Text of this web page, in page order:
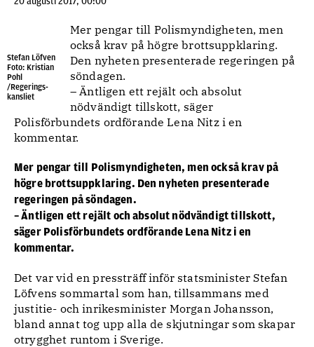
Stefan Löfven
Foto: Kristian
Pohl
/Regerings-
kansliet
Mer pengar till Polismyndigheten, men
också krav på högre brottsuppklaring.
Den nyheten presenterade regeringen på
söndagen.
– Äntligen ett rejält och absolut
nödvändigt tillskott, säger
Polisförbundets ordförande Lena Nitz i en
kommentar.
Mer pengar till Polismyndigheten, men också krav på
högre brottsuppklaring. Den nyheten presenterade
regeringen på söndagen.
– Äntligen ett rejält och absolut nödvändigt tillskott,
säger Polisförbundets ordförande Lena Nitz i en
kommentar.
Det var vid en pressträff inför statsminister Stefan
Löfvens sommartal som han, tillsammans med
justitie- och inrikesminister Morgan Johansson,
bland annat tog upp alla de skjutningar som skapar
otrygghet runtom i Sverige.